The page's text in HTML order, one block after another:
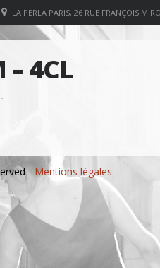
LA PERLA PARIS, 26 RUE FRANÇOIS
– 4CL
-Mentions légales